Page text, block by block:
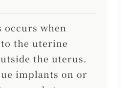
occurs when
the uterine
the uterus.
implants on or